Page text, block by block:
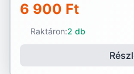
6 900 Ft
Raktáron:2 db